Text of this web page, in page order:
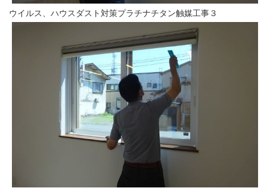
ウイルス、ハウスダスト対策プラチナチタン触媒工事３